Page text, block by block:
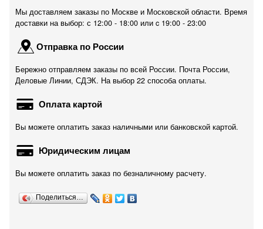
Мы доставляем заказы по Москве и Московской области. Время
доставки на выбор: с 12:00 - 18:00 или c 19:00 - 23:00
Отправка по России
Бережно отправляем заказы по всей России. Почта России,
Деловые Линии, СДЭК. На выбор 22 способа оплаты.
Оплата картой
Вы можете оплатить заказ наличными или банковской картой.
Юридическим лицам
Вы можете оплатить заказ по безналичному расчету.
Поделиться…